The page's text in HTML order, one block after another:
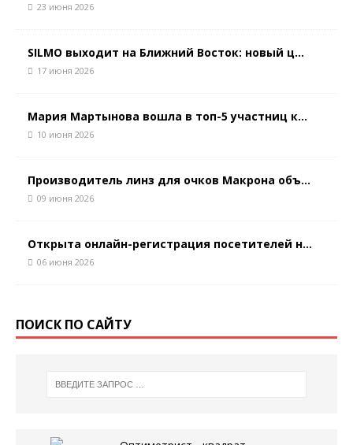
23 июня 2026
SILMO выходит на Ближний Восток: новый ц...
17 июня 2026
Мария Мартынова вошла в топ-5 участниц к...
10 июня 2026
Производитель линз для очков Макрона объ...
09 июня 2026
Открыта онлайн-регистрация посетителей н...
06 июня 2026
ПОИСК ПО САЙТУ